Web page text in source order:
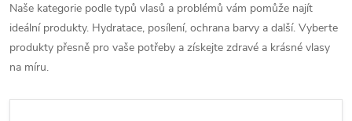
Naše kategorie podle typů vlasů a problémů vám pomůže najít
ideální produkty. Hydratace, posílení, ochrana barvy a další. Vyberte
produkty přesně pro vaše potřeby a získejte zdravé a krásné vlasy
na míru.